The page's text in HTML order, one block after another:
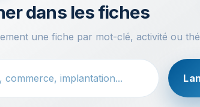
dans les fiches
une fiche par mot-clé, activité ou
fiches